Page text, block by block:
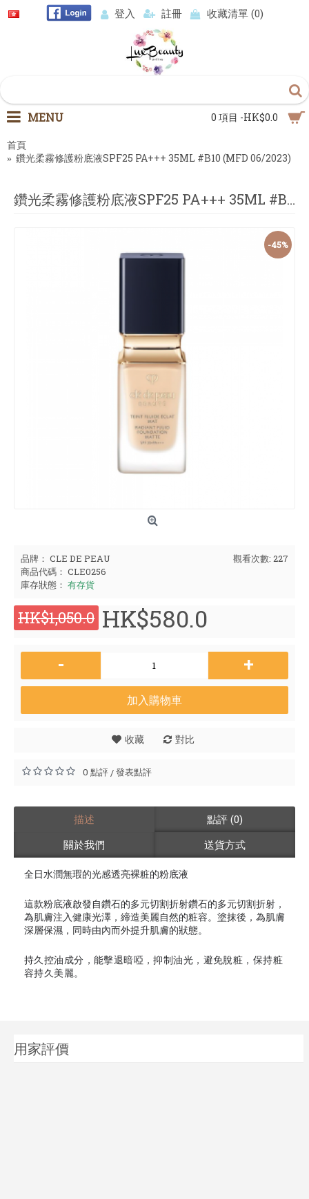
登入 註冊 收藏清單 (0)
0 項目 -HK$0.0
MENU
首頁
鑽光柔霧修護粉底液SPF25 PA+++ 35ML #B10 (MFD 06/2023)
鑽光柔霧修護粉底液SPF25 PA+++ 35ML #B10 (MFD 06/2023)
-45%
觀看次數: 227
品牌： CLE DE PEAU
商品代碼： CLE0256
庫存狀態： 有存貨
HK$1,050.0 HK$580.0
- +
加入購物車
收藏 對比
0 點評/發表點評
描述
點評 (0)
關於我們
送貨方式
全日水潤無瑕的光感透亮裸粧的粉底液
這款粉底液啟發自鑽石的多元切割折射鑽石的多元切割折射，
為肌膚注入健康光澤，締造美麗自然的粧容。塗抹後，為肌膚
深層保濕，同時由內而外提升肌膚的狀態。
持久控油成分，能擊退暗啞，抑制油光，避免脫粧，保持粧
容持久美麗。
用家評價